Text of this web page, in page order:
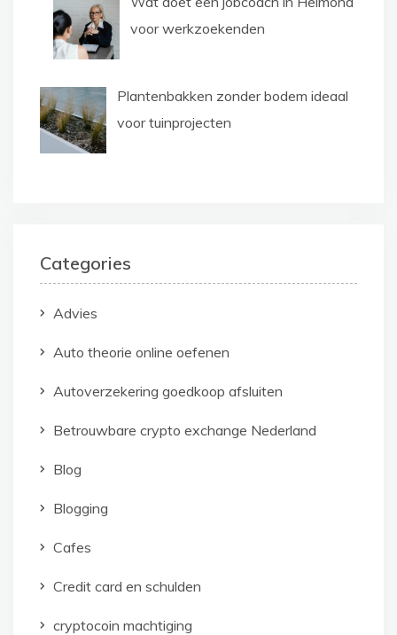
voor werkzoekenden
Plantenbakken zonder bodem ideaal
voor tuinprojecten
Categories
Advies
Auto theorie online oefenen
Autoverzekering goedkoop afsluiten
Betrouwbare crypto exchange Nederland
Blog
Blogging
Cafes
Credit card en schulden
cryptocoin machtiging